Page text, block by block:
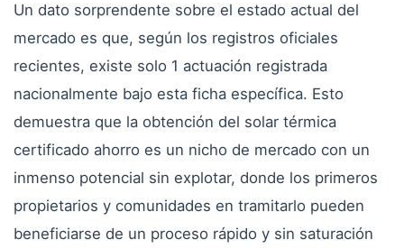
Un dato sorprendente sobre el estado actual del
mercado es que, según los registros oficiales
recientes, existe solo 1 actuación registrada
nacionalmente bajo esta ficha específica. Esto
demuestra que la obtención del solar térmica
certificado ahorro es un nicho de mercado con un
inmenso potencial sin explotar, donde los primeros
propietarios y comunidades en tramitarlo pueden
beneficiarse de un proceso rápido y sin saturación